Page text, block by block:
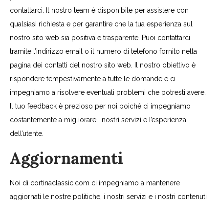
contattarci. Il nostro team è disponibile per assistere con
qualsiasi richiesta e per garantire che la tua esperienza sul
nostro sito web sia positiva e trasparente. Puoi contattarci
tramite l’indirizzo email o il numero di telefono fornito nella
pagina dei contatti del nostro sito web. Il nostro obiettivo è
rispondere tempestivamente a tutte le domande e ci
impegniamo a risolvere eventuali problemi che potresti avere.
Il tuo feedback è prezioso per noi poiché ci impegniamo
costantemente a migliorare i nostri servizi e l’esperienza
dell’utente.
Aggiornamenti
Noi di cortinaclassic.com ci impegniamo a mantenere
aggiornati le nostre politiche, i nostri servizi e i nostri contenuti